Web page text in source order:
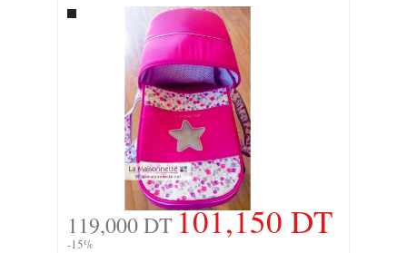
119,000 DT101,150 DT
-15%